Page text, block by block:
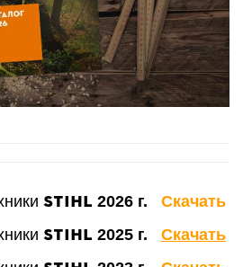
STIHL 2026 г.
Скачать
STIHL 2025 г.
Скачать